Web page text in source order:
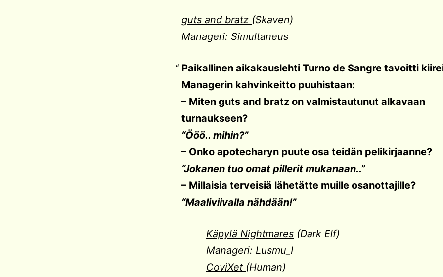
guts and bratz (Skaven)
Manageri: Simultaneus
Paikallinen aikakauslehti Turno de Sangre tavoitti
Managerin kahvinkeitto puuhistaan:
– Miten guts and bratz on valmistautunut alkavaan
turnaukseen?
“Ööö.. mihin?”
– Onko apotecharyn puute osa teidän pelikirjaanne?
“Jokanen tuo omat pillerit mukanaan..”
– Millaisia terveisiä lähetätte muille osanottajille?
“Maaliviivalla nähdään!”
Käpylä Nightmares (Dark Elf)
Manageri: Lusmu_I
CoviXet (Human)